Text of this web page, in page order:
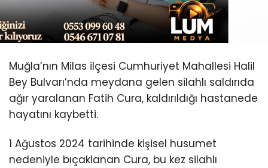
Muğla’nın Milas ilçesi Cumhuriyet Mahallesi Halil
Bey Bulvarı’nda meydana gelen silahlı saldırıda
ağır yaralanan Fatih Cura, kaldırıldığı hastanede
hayatını kaybetti.
1 Ağustos 2024 tarihinde kişisel husumet
nedeniyle bıçaklanan Cura, bu kez silahlı